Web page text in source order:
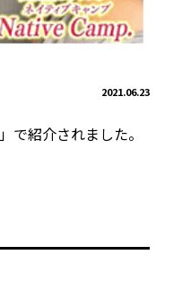
2021.06.23
で紹介されました。